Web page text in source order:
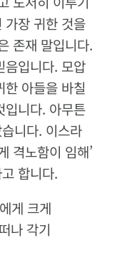
가장 귀한 것을
존재 말입니다.
음입니다. 모압
아들을 바칠
입니다. 아무튼
니다. 이스라
격노함이 임해’
합니다.
게 크게
나 각기